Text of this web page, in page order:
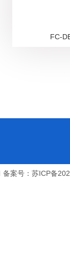
FC-
备案号：苏ICP备